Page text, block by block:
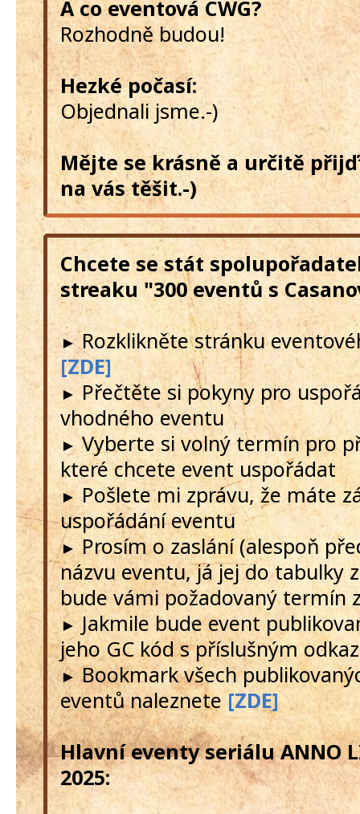
A co eventová CWG?
Rozhodně budou!
Hezké počasí:
Objednali jsme.-)
Mějte se krásně a určitě
na vás těšit.-)
Chcete se stát
streaku "300 eventů s
►Rozklikněte stránku
[ZDE]
► Přečtěte si pokyny pro
vhodného eventu
►Vyberte si volný termín pro
které chcete event uspořádat
►Pošlete mi zprávu, že máte
uspořádání eventu
►Prosím o zaslání (alespoň
názvu eventu, já jej do tabulky
bude vámi požadovaný termín
► Jakmile bude event
jeho GC kód s příslušným
►Bookmark všech
eventů naleznete[ZDE]
Hlavní eventy seriálu ANNO
2025: